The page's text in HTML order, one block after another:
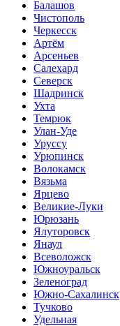
Балашов
Чистополь
Черкесск
Артём
Арсеньев
Салехард
Северск
Шадринск
Ухта
Темрюк
Улан-Уде
Уруссу
Урюпинск
Волокамск
Вязьма
Ярцево
Великие-Луки
Юрюзань
Ялуторовск
Янаул
Всеволожск
Южноуральск
Зеленоград
Южно-Сахалинск
Тучково
Удельная